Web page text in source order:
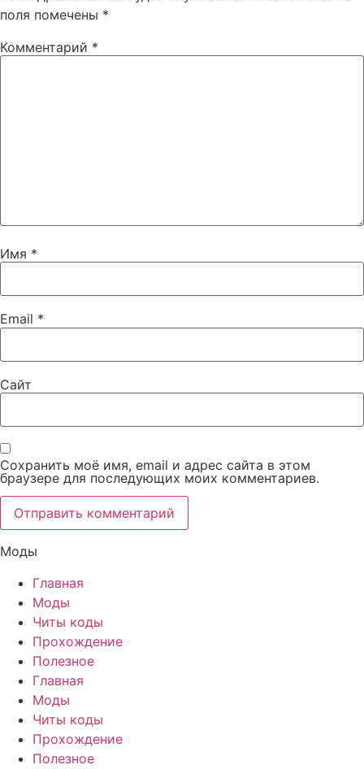
поля помечены *
Комментарий *
Имя *
Email *
Сайт
Сохранить моё имя, email и адрес сайта в этом
браузере для последующих моих комментариев.
Моды
Главная
Моды
Читы коды
Прохождение
Полезное
Главная
Моды
Читы коды
Прохождение
Полезное